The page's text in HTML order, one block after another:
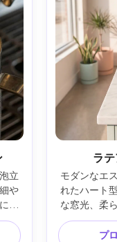
立
や
コ
ラ
ラ
モダンなエ
れたハート
な窓光、柔
ー、ミニ
35mm、f/2
プ